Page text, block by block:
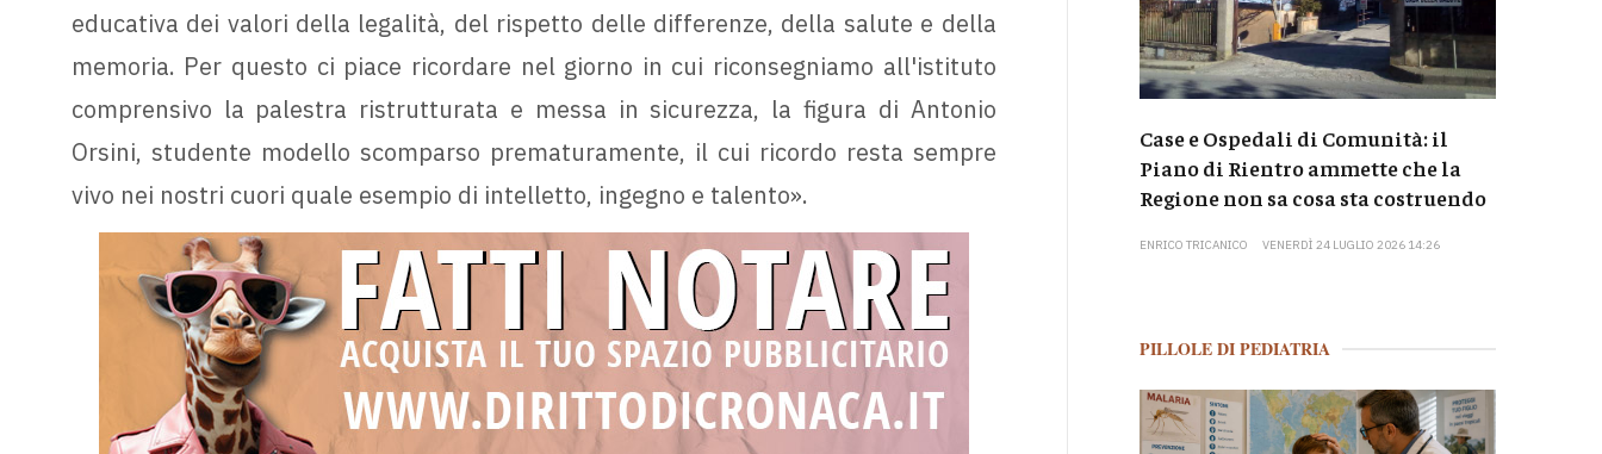
educativa dei valori della legalità, del rispetto delle differenze, della salute e della
memoria. Per questo ci piace ricordare nel giorno in cui riconsegniamo all'istituto
comprensivo la palestra ristrutturata e messa in sicurezza, la figura di Antonio
Orsini, studente modello scomparso prematuramente, il cui ricordo resta sempre
vivo nei nostri cuori quale esempio di intelletto, ingegno e talento».
Case e Ospedali di Comunità: il
Piano di Rientro ammette che la
Regione non sa cosa sta costruendo
ENRICO TRICANICO VENERDÌ 24 LUGLIO 2026 14:26
PILLOLE DI PEDIATRIA